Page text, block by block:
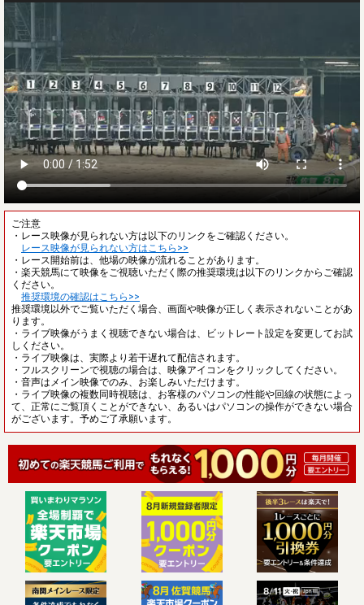
ご注意
・レース映像が見られない方は以下のリンクをご確認ください。
レース映像が見られない方はこちら>>
・レース開始前は、他場の映像が流れることがあります。
・楽天競馬にて映像をご視聴いただく際の推奨環境は以下のリンクからご確認
ください。
推奨環境の確認はこちら>>
推奨環境以外でご覧いただく場合、画面や映像が正しく表示されないことがあ
ります。
・ライブ映像がうまく視聴できない場合は、ビットレート設定を変更してお試
しください。
・ライブ映像は、実際より若干遅れて配信されます。
・フルスクリーンで視聴の場合は、映像アイコンをクリックしてください。
・音声はメイン映像でのみ、お楽しみいただけます。
・ライブ映像の複数同時視聴は、お客様のパソコンの性能や回線の状態によっ
て、正常にご覧頂くことができない、あるいはパソコンの操作ができない場合
がございます。予めご了承願います。